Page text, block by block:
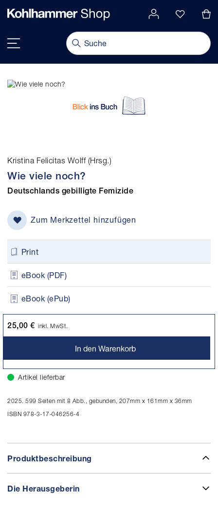
springen
Kristina Felicitas Wolff (Hrsg.)
Wie viele noch?
Deutschlands gebilligte Femizide
Zum Merkzettel hinzufügen
Print
eBook (PDF)
eBook (ePub)
25,00 € inkl. MwSt.
In den Warenkorb
Artikel lieferbar
2025. 599 Seiten mit 8 Abb., gebunden, 207mm x 161mm x 36mm
ISBN 978-3-17-046256-4
Produktbeschreibung
Die Herausgeberin